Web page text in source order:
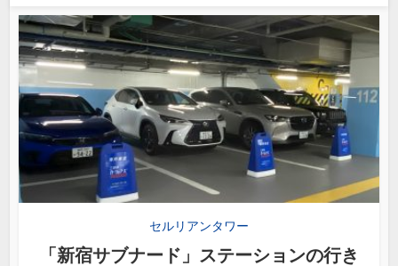
セルリアンタワー
「新宿サブナード」ステーションの行き